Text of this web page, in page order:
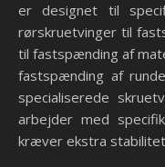
er designet til
rørskruetvinger til
til fastspænding af
fastspænding af
specialiserede
arbejder med
kræver ekstra